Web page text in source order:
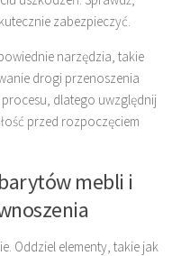
zabezpieczyć.
narzędzia, takie
drogi przenoszenia
dlatego uwzględnij
przed rozpoczęciem
mebli i
Oddziel elementy, takie jak